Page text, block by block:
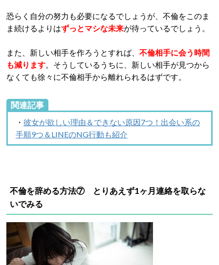
恐らく自分の努力も必要になるでしょうが、不倫をこのま
ま続けるよりはずっとマシな未来が待っているでしょう。
また、新しい相手を作ろうとすれば、 不倫相手に会う時間
も減ります。そうしているうちに、新しい相手が見つから
なくても徐々に不倫相手から離れられるはずです。
関連記事
・ 彼女が欲しい理由＆できない原因7つ！出会い系の
手順9つ＆LINEのNG行動も紹介
不倫を辞める方法⑦ とりあえず1ヶ月連絡を取らな
いでみる